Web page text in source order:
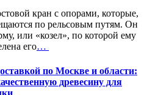
кран с опорами, которые,
по рельсовым путям. Он
или «козел», по которой ему
его…